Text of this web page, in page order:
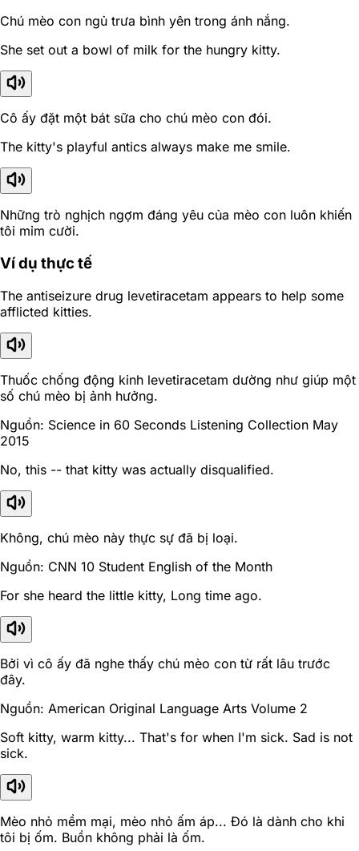
Chú mèo con ngủ trưa bình yên trong ánh nắng.
She set out a bowl of milk for the hungry kitty.
Cô ấy đặt một bát sữa cho chú mèo con đói.
The kitty's playful antics always make me smile.
Những trò nghịch ngợm đáng yêu của mèo con luôn khiến
tôi mỉm cười.
Ví dụ thực tế
The antiseizure drug levetiracetam appears to help some
afflicted kitties.
Thuốc chống động kinh levetiracetam dường như giúp một
số chú mèo bị ảnh hưởng.
Nguồn: Science in 60 Seconds Listening Collection May
2015
No, this -- that kitty was actually disqualified.
Không, chú mèo này thực sự đã bị loại.
Nguồn: CNN 10 Student English of the Month
For she heard the little kitty, Long time ago.
Bởi vì cô ấy đã nghe thấy chú mèo con từ rất lâu trước
đây.
Nguồn: American Original Language Arts Volume 2
Soft kitty, warm kitty... That's for when I'm sick. Sad is not
sick.
Mèo nhỏ mềm mại, mèo nhỏ ấm áp... Đó là dành cho khi
tôi bị ốm. Buồn không phải là ốm.